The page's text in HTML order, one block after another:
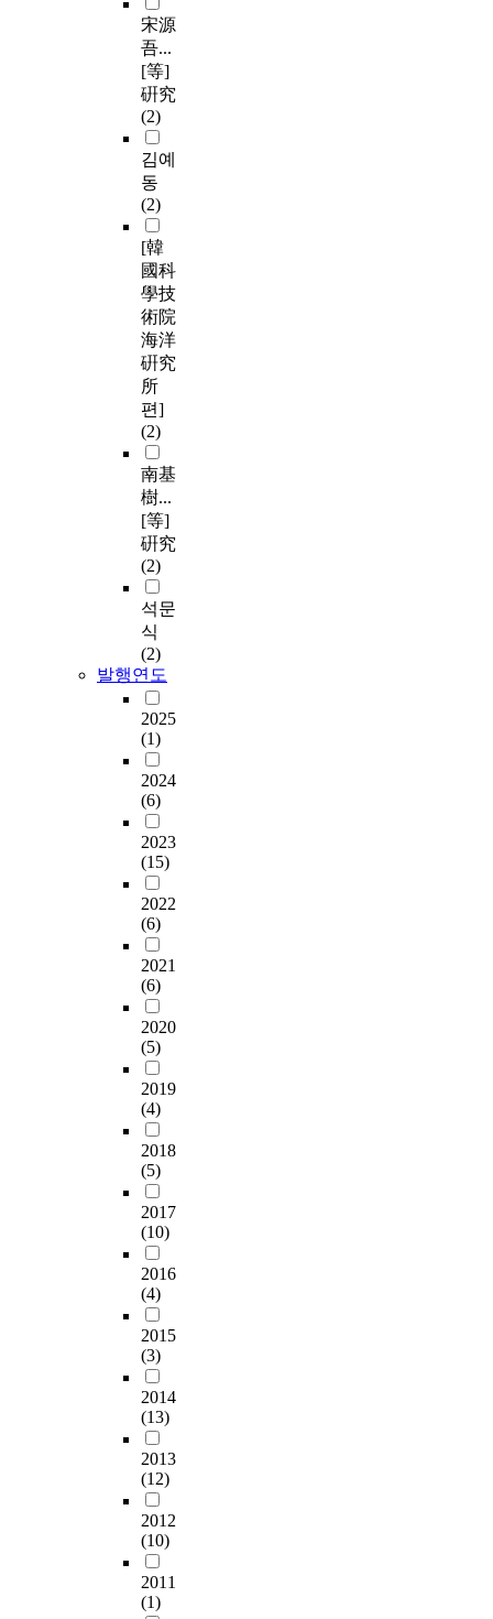
宋源
吾...
[等]
硏究
(2)
김예
동
(2)
[韓
國科
學技
術院
海洋
硏究
所
편]
(2)
南基
樹...
[等]
硏究
(2)
석문
식
(2)
발행연도
2025
(1)
2024
(6)
2023
(15)
2022
(6)
2021
(6)
2020
(5)
2019
(4)
2018
(5)
2017
(10)
2016
(4)
2015
(3)
2014
(13)
2013
(12)
2012
(10)
2011
(1)